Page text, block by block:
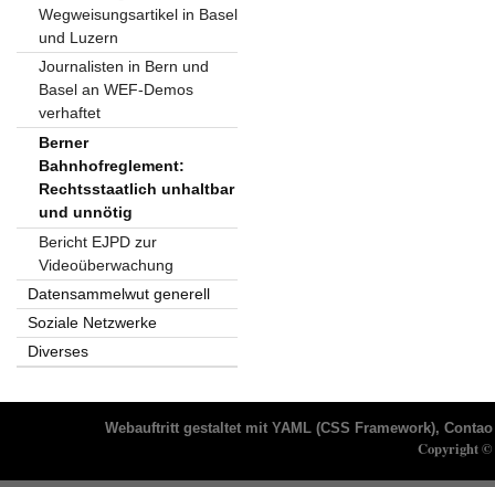
Wegweisungsartikel in Basel
und Luzern
Journalisten in Bern und
Basel an WEF-Demos
verhaftet
Berner
Bahnhofreglement:
Rechtsstaatlich unhaltbar
und unnötig
Bericht EJPD zur
Videoüberwachung
Datensammelwut generell
Soziale Netzwerke
Diverses
Webauftritt gestaltet mit YAML (CSS Framework), Contao
Copyright ©